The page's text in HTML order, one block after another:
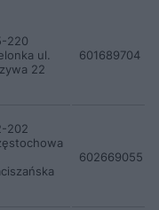
220
ul.
22
601689704
202
602669055